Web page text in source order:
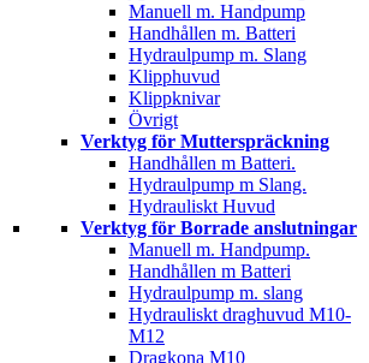
Manuell m. Handpump
Handhållen m. Batteri
Hydraulpump m. Slang
Klipphuvud
Klippknivar
Övrigt
Verktyg för Mutterspräckning
Handhållen m Batteri.
Hydraulpump m Slang.
Hydrauliskt Huvud
Verktyg för Borrade anslutningar
Manuell m. Handpump.
Handhållen m Batteri
Hydraulpump m. slang
Hydrauliskt draghuvud M10-
M12
Dragkona M10